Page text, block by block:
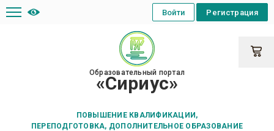
Образовательный портал
«Сириус»
ПОВЫШЕНИЕ КВАЛИФИКАЦИИ,
ПЕРЕПОДГОТОВКА, ДОПОЛНИТЕЛЬНОЕ ОБРАЗОВАНИЕ
Регистрация
Войти